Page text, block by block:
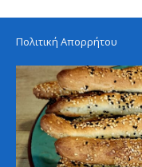
Πολιτική Απορρήτου